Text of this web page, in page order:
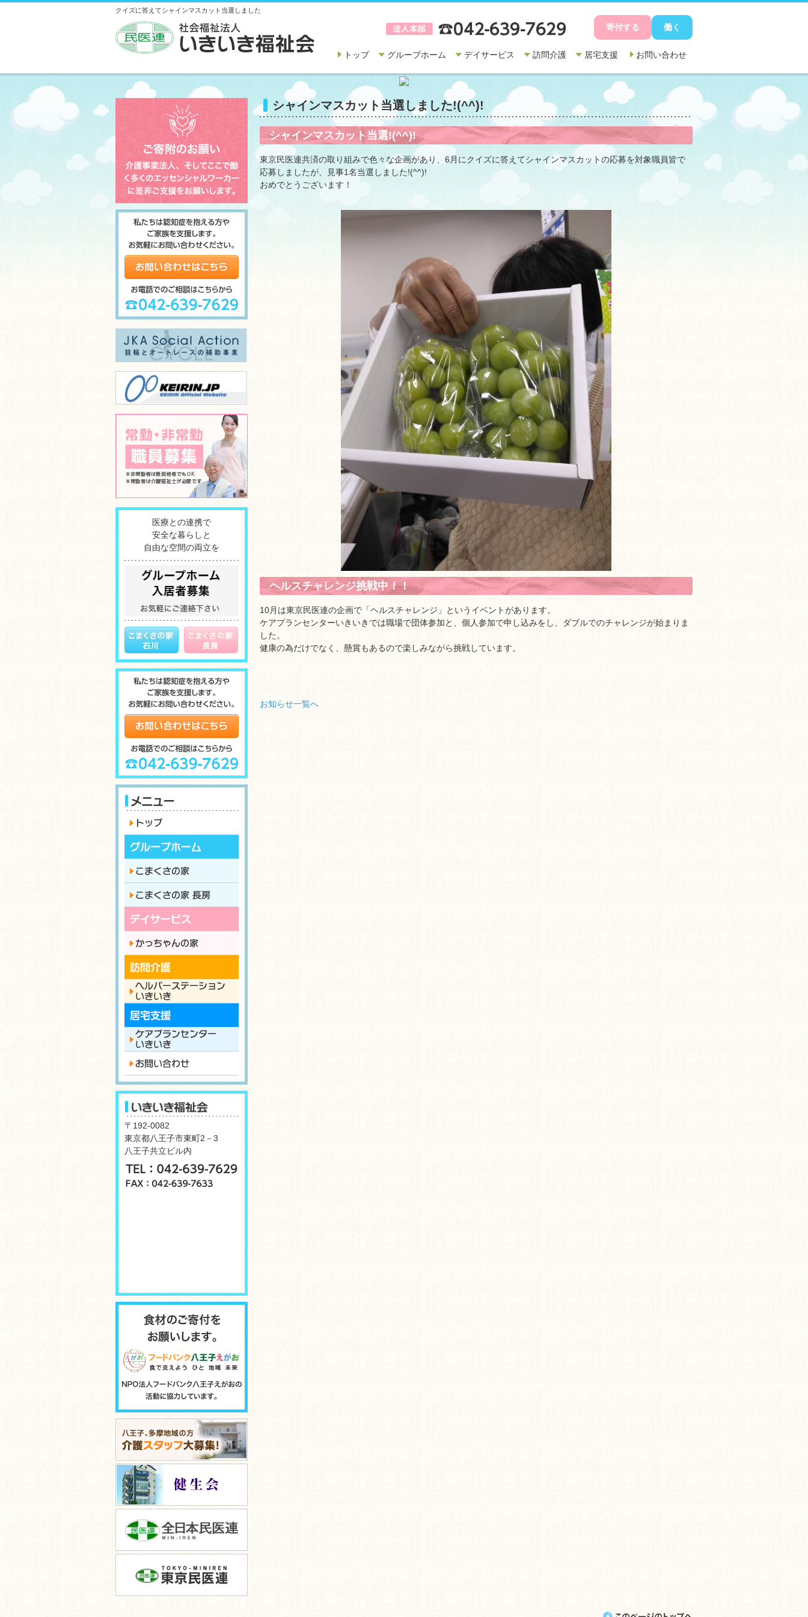
クイズに答えてシャインマスカット当選しました
寄付する 働く
トップ グループホーム デイサービス 訪問介護 居宅支援 お問い合わせ
シャインマスカット当選しました!(^^)!
シャインマスカット当選!(^^)!
東京民医連共済の取り組みで色々な企画があり、6月にクイズに答えてシャインマスカットの応募を対象職員皆で
応募しましたが、見事1名当選しました!(^^)!
おめでとうございます！
ヘルスチャレンジ挑戦中！！
10月は東京民医連の企画で「ヘルスチャレンジ」というイベントがあります。
ケアプランセンターいきいきでは職場で団体参加と、個人参加で申し込みをし、ダブルでのチャレンジが始まりま
した。
健康の為だけでなく、懸賞もあるので楽しみながら挑戦しています。
お知らせ一覧へ
医療との連携で
安全な暮らしと
自由な空間の両立を
〒192-0082
東京都八王子市東町2－3
八王子共立ビル内